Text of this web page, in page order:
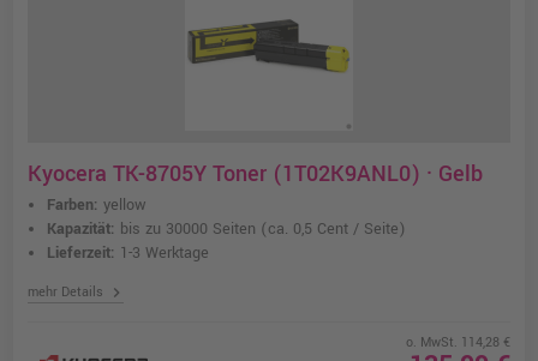
Kyocera TK-8705Y Toner (1T02K9ANL0) · Gelb
Farben: yellow
Kapazität: bis zu 30000 Seiten (ca. 0,5 Cent / Seite)
Lieferzeit: 1-3 Werktage
mehr Details chevron_right
o. MwSt. 114,28 €